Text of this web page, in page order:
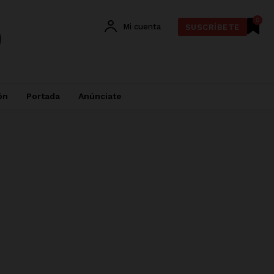
0
Mi cuenta SUSCRÍBETE
Portada Anúnciate